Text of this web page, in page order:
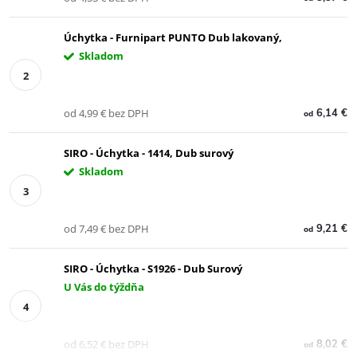
Úchytka - Furnipart PUNTO Dub lakovaný,
Skladom
od6,14 €
od 4,99 € bez DPH
SIRO - Úchytka - 1414, Dub surový
Skladom
od9,21 €
od 7,49 € bez DPH
SIRO - Úchytka - S1926 - Dub Surový
U Vás do týždňa
od8,02 €
od 6,52 € bez DPH